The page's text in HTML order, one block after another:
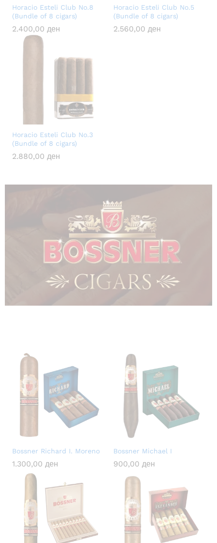
Horacio Esteli Club No.8
(Bundle of 8 cigars)
2.400,00 ден
Horacio Esteli Club No.5
(Bundle of 8 cigars)
2.560,00 ден
Horacio Esteli Club No.3
(Bundle of 8 cigars)
2.880,00 ден
Bossner Richard I. Moreno
1.300,00 ден
Bossner Michael I
900,00 ден